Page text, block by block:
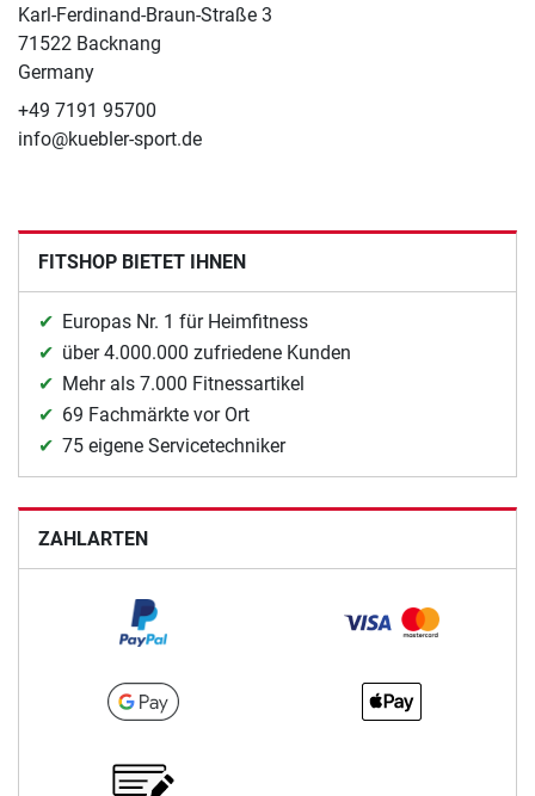
Karl-Ferdinand-Braun-Straße 3
71522 Backnang
Germany
+49 7191 95700
info@kuebler-sport.de
FITSHOP BIETET IHNEN
Europas Nr. 1 für Heimfitness
über 4.000.000 zufriedene Kunden
Mehr als 7.000 Fitnessartikel
69 Fachmärkte vor Ort
75 eigene Servicetechniker
ZAHLARTEN